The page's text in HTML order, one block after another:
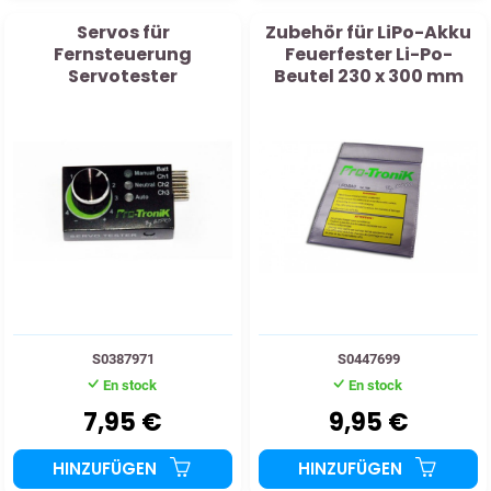
Servos für
Fernsteuerung
Servotester
S0387971
En stock
7,95 €
HINZUFÜGEN
Zubehör für LiPo-Akku
Feuerfester Li-Po-
Beutel 230 x 300 mm
S0447699
En stock
9,95 €
HINZUFÜGEN